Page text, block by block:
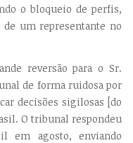
o bloqueio de perfis,
um representante no
reversão para o Sr.
de forma ruidosa por
decisões sigilosas [do
O tribunal respondeu
em agosto, enviando